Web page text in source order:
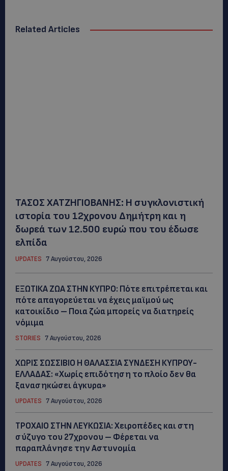
Related Articles
ΤΑΣΟΣ ΧΑΤΖΗΓΙΟΒΑΝΗΣ: Η συγκλονιστική
ιστορία του 12χρονου Δημήτρη και η
δωρεά των 12.500 ευρώ που του έδωσε
ελπίδα
UPDATES 7 Αυγούστου, 2026
ΕΞΩΤΙΚΑ ΖΩΑ ΣΤΗΝ ΚΥΠΡΟ: Πότε επιτρέπεται και
πότε απαγορεύεται να έχεις μαϊμού ως
κατοικίδιο – Ποια ζώα μπορείς να διατηρείς
νόμιμα
STORIES 7 Αυγούστου, 2026
ΧΩΡΙΣ ΣΩΣΣΙΒΙΟ Η ΘΑΛΑΣΣΙΑ ΣΥΝΔΕΣΗ ΚΥΠΡΟΥ-
ΕΛΛΑΔΑΣ: «Χωρίς επιδότηση το πλοίο δεν θα
ξανασηκώσει άγκυρα»
UPDATES 7 Αυγούστου, 2026
ΤΡΟΧΑΙΟ ΣΤΗΝ ΛΕΥΚΩΣΙΑ: Χειροπέδες και στη
σύζυγο του 27χρονου – Φέρεται να
παραπλάνησε την Αστυνομία
UPDATES 7 Αυγούστου, 2026